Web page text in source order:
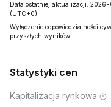
Data ostatniej aktualizacji:
(UTC+0)
Wyłączenie odpowiedzialności
przyszłych wyników.
Statystyki cen
Kapitalizacja rynkowa